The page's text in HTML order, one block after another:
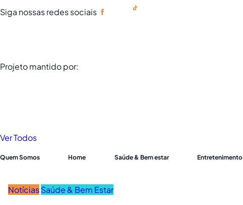
Siga nossas redes sociais
Projeto mantido por:
Ver Todos
Quem Somos Home Saúde & Bem estar Entretenimento
NotíciasSaúde & Bem Estar